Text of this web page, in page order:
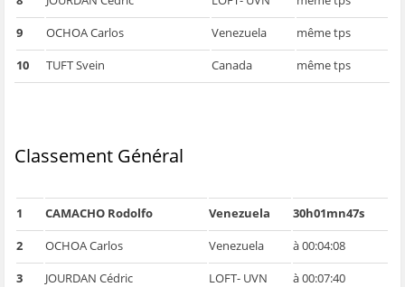
9
OCHOA Carlos Venezuela
même tps
10
TUFT Svein Canada même tps
Classement Général
1 CAMACHO Rodolfo Venezuela
30h01mn47s
2
OCHOA Carlos Venezuela
à 00:04:08
3
JOURDAN Cédric LOFT- UVN
à 00:07:40